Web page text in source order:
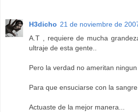
H3dicho 21 de noviembre de
A.T , requiere de mucha
ultraje de esta gente..
Pero la verdad no ameritan
Para que ensuciarse con la
Actuaste de la mejor manera...